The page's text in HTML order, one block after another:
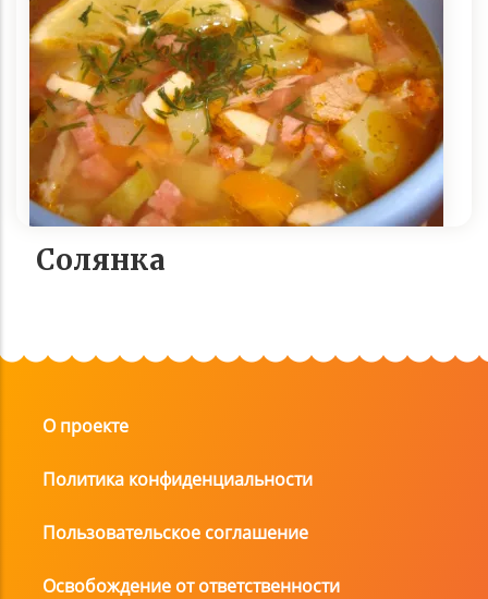
Солянка
О проекте
Политика конфиденциальности
Пользовательское соглашение
Освобождение от ответственности